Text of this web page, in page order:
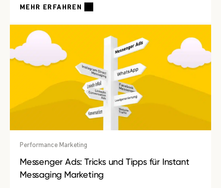
MEHR ERFAHREN
Performance Marketing
Messenger Ads: Tricks und Tipps für Instant
Messaging Marketing